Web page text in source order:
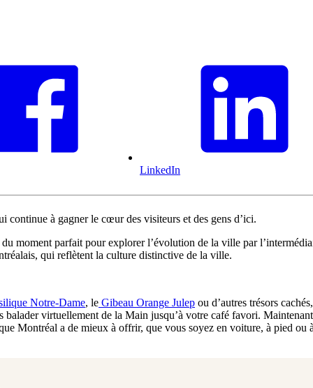
LinkedIn
à gagner le cœur des visiteurs et des gens d’ici.
moment parfait pour explorer l’évolution de la ville par
qui reflètent la culture distinctive de la ville.
Notre-Dame, le Gibeau Orange Julep ou d’autres trésors
virtuellement de la Main jusqu’à votre café favori.
Montréal a de mieux à offrir, que vous soyez en voiture, à pied